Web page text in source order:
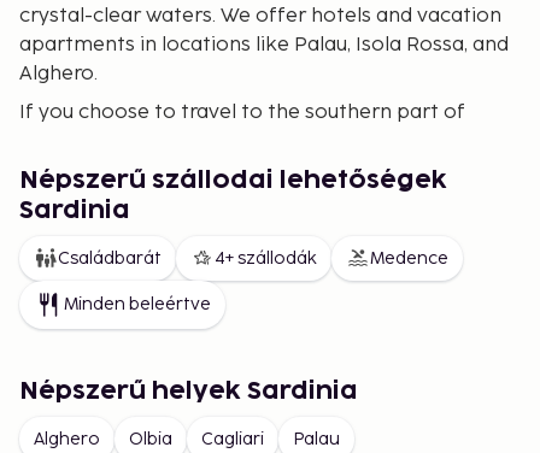
crystal-clear waters. We offer hotels and vacation
apartments in locations like Palau, Isola Rossa, and
Alghero.
If you choose to travel to the southern part of
find expansive, white, and fine-grained beaches.
Sunbathing and swimming are the main attractions
apartments around Cagliari. Wherever you stay, the
food is heavenly. Don't miss trying local specialties
such as the island's cheese, pecorino sardo, or
relaxation is the key to a perfect vacation here.
Népszerű szállodai lehetőségek
Sardinia
Családbarát 4+ szállodák Medence
Minden beleértve
Népszerű helyek Sardinia
Alghero Olbia Cagliari Palau